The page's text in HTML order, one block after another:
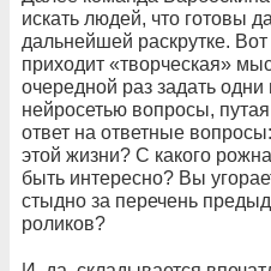
искать людей, что готовы
дальнейшей раскрутке.
приходит «творческая»
очередной раз задать
нейросетью вопросы,
ответ на ответные
этой жизни? С какого
быть интересно? Вы
стыдно за перечень
роликов?